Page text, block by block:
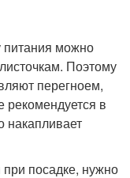
питания можно
Поэтому
перегноем,
рекомендуется в
накапливает
при посадке, нужно